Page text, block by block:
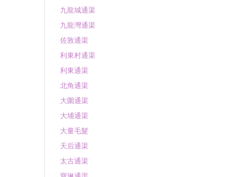
九龍城通渠
九龍灣通渠
佐敦通渠
利東村通渠
利東通渠
北角通渠
大圍通渠
大埔通渠
大量毛髮
天后通渠
太古通渠